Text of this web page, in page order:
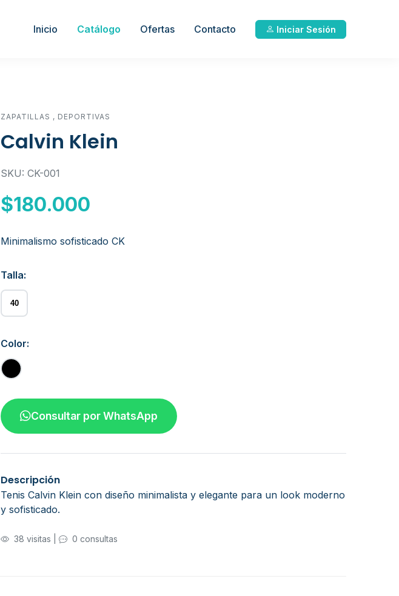
Inicio Catálogo Ofertas Contacto Iniciar Sesión
ZAPATILLAS , DEPORTIVAS
Calvin Klein
SKU: CK-001
$180.000
Minimalismo sofisticado CK
Talla:
40
Color:
Consultar por WhatsApp
Descripción
Tenis Calvin Klein con diseño minimalista y elegante para un look moderno
y sofisticado.
38 visitas 0 consultas